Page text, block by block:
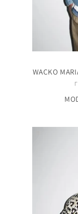
WACKO